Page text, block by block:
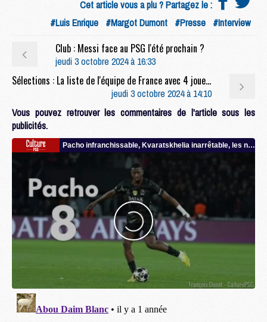
Cet article vous a plu ? Partagez le :
#Luis Enrique #Margot Dumont #Presse #Interview
Club : Messi face au PSG l'été prochain ?
jeudi 3 octobre 2024 à 16:33
Sélections : La liste de l'équipe de France avec 4 joueurs du PSG, mais sans Mbappé
jeudi 3 octobre 2024 à 14:10
Vous pouvez retrouver les commentaires de l'article sous les
publicités.